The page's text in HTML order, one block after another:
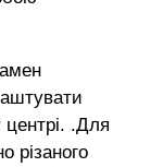
.Для
різаного